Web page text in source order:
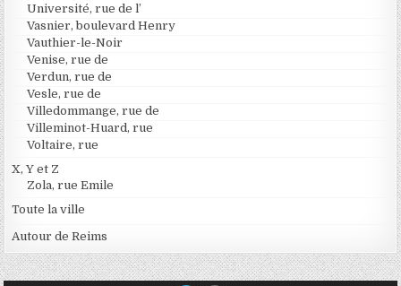
Université, rue de l’
Vasnier, boulevard Henry
Vauthier-le-Noir
Venise, rue de
Verdun, rue de
Vesle, rue de
Villedommange, rue de
Villeminot-Huard, rue
Voltaire, rue
X, Y et Z
Zola, rue Emile
Toute la ville
Autour de Reims